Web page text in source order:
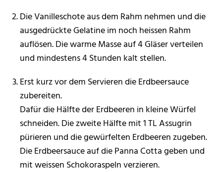
Die Vanilleschote aus dem Rahm nehmen und die
ausgedrückte Gelatine im noch heissen Rahm
auflösen. Die warme Masse auf 4 Gläser verteilen
und mindestens 4 Stunden kalt stellen.
Erst kurz vor dem Servieren die Erdbeersauce
zubereiten.
Dafür die Hälfte der Erdbeeren in kleine Würfel
schneiden. Die zweite Hälfte mit 1 TL Assugrin
pürieren und die gewürfelten Erdbeeren zugeben.
Die Erdbeersauce auf die Panna Cotta geben und
mit weissen Schokoraspeln verzieren.